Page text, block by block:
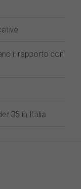
il rapporto con
35 in Italia